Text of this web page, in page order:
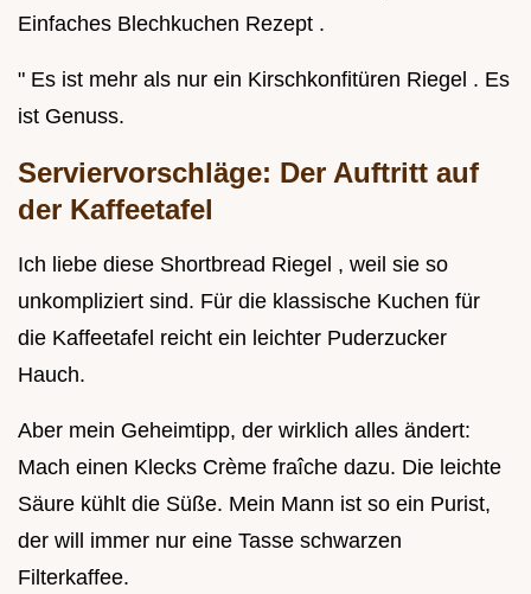
Einfaches Blechkuchen Rezept .
" Es ist mehr als nur ein Kirschkonfitüren Riegel . Es
ist Genuss.
Serviervorschläge: Der Auftritt auf
der Kaffeetafel
Ich liebe diese Shortbread Riegel , weil sie so
unkompliziert sind. Für die klassische Kuchen für
die Kaffeetafel reicht ein leichter Puderzucker
Hauch.
Aber mein Geheimtipp, der wirklich alles ändert:
Mach einen Klecks Crème fraîche dazu. Die leichte
Säure kühlt die Süße. Mein Mann ist so ein Purist,
der will immer nur eine Tasse schwarzen
Filterkaffee.